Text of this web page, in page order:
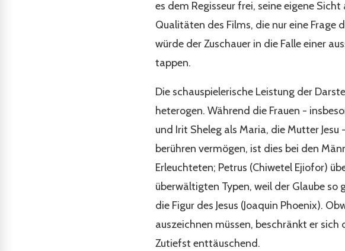
es dem Regisseur frei, seine eigene
Qualitäten des Films, die nur eine Frage
würde der Zuschauer in die Falle einer
tappen.
Die schauspielerische Leistung der
heterogen. Während die Frauen -
und Irit Sheleg als Maria, die Mutter
berühren vermögen, ist dies bei den
Erleuchteten; Petrus (Chiwetel Ejiofor)
überwältigten Typen, weil der Glaube
die Figur des Jesus (Joaquin Phoenix).
auszeichnen müssen, beschränkt er
Zutiefst enttäuschend.